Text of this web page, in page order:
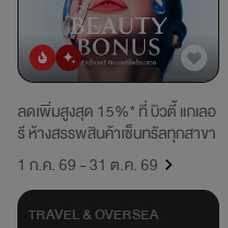
ยอดนิยมมาใหม่
ลดเพิ่มสูงสุด 15%* ที่ บิวตี้ แกเลอ
รี ห้างสรรพสินค้าเซ็นทรัลทุกสาขา
1 ก.ค. 69 - 31 ต.ค. 69
TRAVEL & OVERSEA